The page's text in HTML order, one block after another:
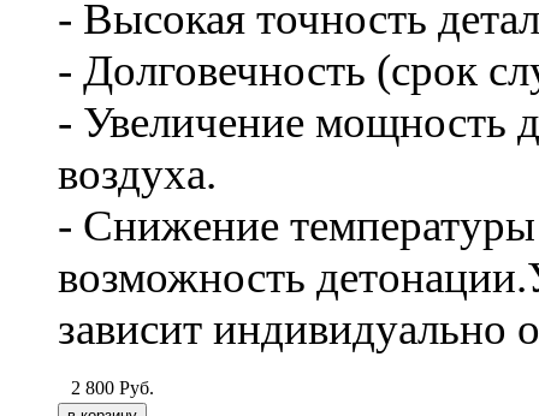
- Высокая точность
- Долговечность (срок
- Увеличение мощность
воздуха.
- Снижение
возможность
зависит индивидуально
2 800 Руб.